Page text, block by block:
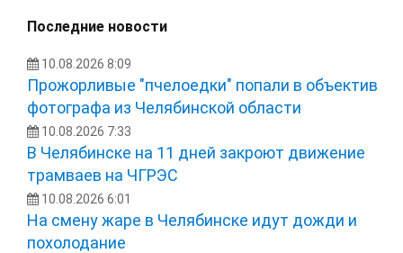
Последние новости
10.08.2026 8:09
Прожорливые "пчелоедки" попали в объектив
фотографа из Челябинской области
10.08.2026 7:33
В Челябинске на 11 дней закроют движение
трамваев на ЧГРЭС
10.08.2026 6:01
На смену жаре в Челябинске идут дожди и
похолодание